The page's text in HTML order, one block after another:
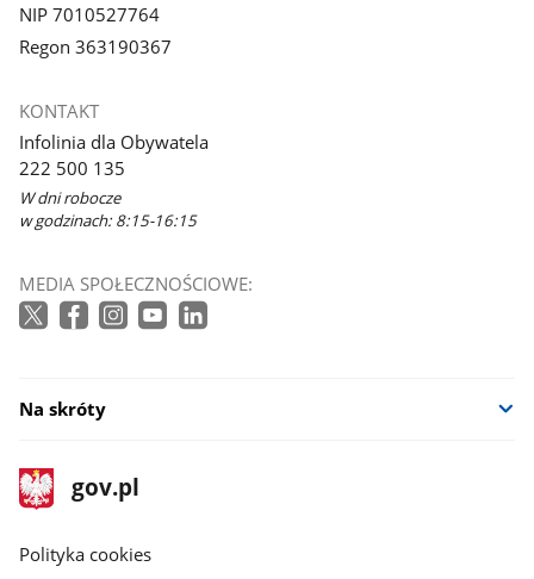
NIP 7010527764
Regon 363190367
KONTAKT
Infolinia dla Obywatela
222 500 135
W dni robocze
w godzinach: 8:15-16:15
MEDIA SPOŁECZNOŚCIOWE:
Na skróty
stopka
gov.pl
Strona
gov.pl
gov.pl
Polityka cookies